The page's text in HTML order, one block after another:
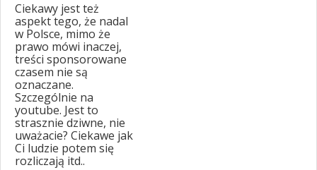
Ciekawy jest też
aspekt tego, że nadal
w Polsce, mimo że
prawo mówi inaczej,
treści sponsorowane
czasem nie są
oznaczane.
Szczególnie na
youtube. Jest to
strasznie dziwne, nie
uważacie? Ciekawe jak
Ci ludzie potem się
rozliczają itd..